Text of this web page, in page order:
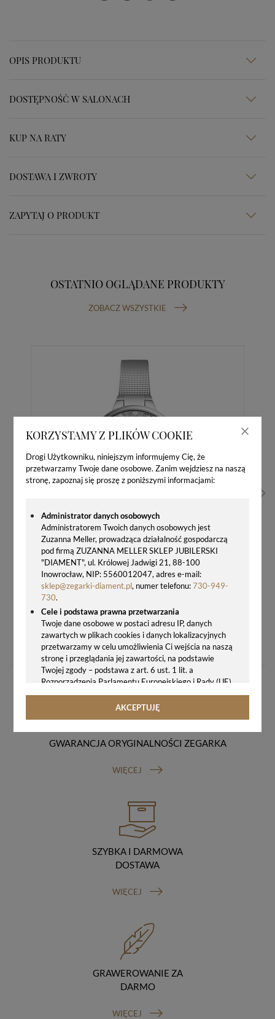
KORZYSTAMY Z PLIKÓW COOKIE
Drogi Użytkowniku, niniejszym informujemy Cię, że
przetwarzamy Twoje dane osobowe. Zanim wejdziesz na naszą
stronę, zapoznaj się proszę z poniższymi informacjami:
Administrator danych osobowych
Administratorem Twoich danych osobowych jest
Zuzanna Meller, prowadząca działalność gospodarczą
pod firmą ZUZANNA MELLER SKLEP JUBILERSKI
"DIAMENT", ul. Królowej Jadwigi 21, 88-100
Inowrocław, NIP: 5560012047, adres e-mail:
sklep@zegarki-diament.pl, numer telefonu:730-949-
730.
Cele i podstawa prawna przetwarzania
Twoje dane osobowe w postaci adresu IP, danych
zawartych w plikach cookies i danych lokalizacyjnych
przetwarzamy w celu umożliwienia Ci wejścia na naszą
stronę i przeglądania jej zawartości, na podstawie
Twojej zgody – podstawa z art. 6 ust. 1 lit. a
Rozporządzenia Parlamentu Europejskiego i Rady (UE)
2016/679 z 27.04.2016 r. w sprawie ochrony osób
fizycznych w związku z przetwarzaniem danych
rozporządzenie o ochronie danych, tj. RODO).
Twoje dane osobowe możemy udostępniać
hostingodawcy. Takie podmioty przetwarzają dane na
poleceniami. Przekazujemy Twoje dane poza teren
Polski/UE/Europejskiego Obszaru Gospodarczego.
Okres przechowywania danych
Twoje dane przechowujemy do czasu posiadania
udzielonej przez Ciebie zgody.
otrzymania ich kopii, prawo do sprostowania
(poprawiania) swoich danych, prawo do usunięcia
abyśmy przetwarzali Twoje dane, możesz zażądać,
abyśmy je usunęli), prawo do ograniczenia
przetwarzania danych (możesz zażądać, abyśmy
ograniczyli przetwarzanie Twoich danych osobowych
wyłącznie do ich przechowywania lub wykonywania
mamy nieprawidłowe dane na Twój temat lub
sprzeciwu wobec przetwarzania danych, prawo do
AKCEPTUJĘ
OPIS PRODUKTU
DOSTĘPNOŚĆ W SALONACH
KUP NA RATY
DOSTAWA I ZWROTY
ZAPYTAJ O PRODUKT
OSTATNIO OGLĄDANE PRODUKTY
ZOBACZ WSZYSTKIE
629,00 zł
GWARANCJA ORYGINALNOŚCI ZEGARKA
WIĘCEJ
SZYBKA I DARMOWA
DOSTAWA
WIĘCEJ
GRAWEROWANIE ZA
DARMO
WIĘCEJ